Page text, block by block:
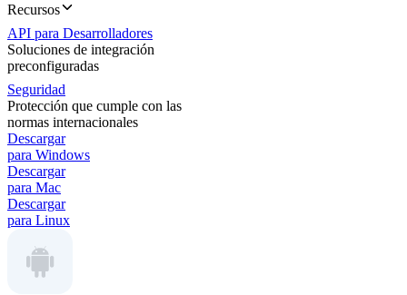
Recursos
API para Desarrolladores
Soluciones de integración
preconfiguradas
Seguridad
Protección que cumple con las
normas internacionales
Descargar
para Windows
Descargar
para Mac
Descargar
para Linux